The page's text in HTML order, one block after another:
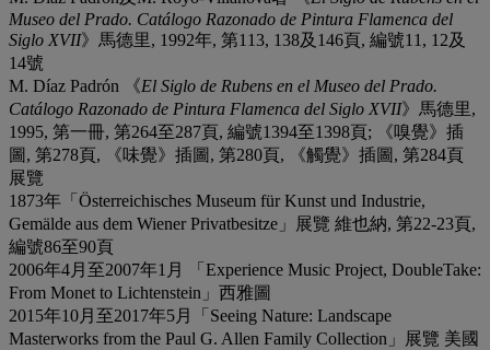
Museo del Prado. Catálogo Razonado de Pintura Flamenca del
Siglo XVII》馬德里, 1992年, 第113, 138及146頁, 編號11, 12及
14號
M. Díaz Padrón 《El Siglo de Rubens en el Museo del Prado.
Catálogo Razonado de Pintura Flamenca del Siglo XVII》馬德里,
1995, 第一冊, 第264至287頁, 編號1394至1398頁; 《嗅覺》插
圖, 第278頁, 《味覺》插圖, 第280頁, 《觸覺》插圖, 第284頁
展覽
1873年「Österreichisches Museum für Kunst und Industrie,
Gemälde aus dem Wiener Privatbesitze」展覽 維也納, 第22-23頁,
編號86至90頁
2006年4月至2007年1月 「Experience Music Project, DoubleTake:
From Monet to Lichtenstein」西雅圖
2015年10月至2017年5月「Seeing Nature: Landscape
Masterworks from the Paul G. Allen Family Collection」展覽 美國